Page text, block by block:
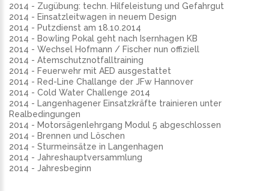
2014 - Zugübung: techn. Hilfeleistung und Gefahrgut
2014 - Einsatzleitwagen in neuem Design
2014 - Putzdienst am 18.10.2014
2014 - Bowling Pokal geht nach Isernhagen KB
2014 - Wechsel Hofmann / Fischer nun offiziell
2014 - Atemschutznotfalltraining
2014 - Feuerwehr mit AED ausgestattet
2014 - Red-Line Challange der JFw Hannover
2014 - Cold Water Challenge 2014
2014 - Langenhagener Einsatzkräfte trainieren unter
Realbedingungen
2014 - Motorsägenlehrgang Modul 5 abgeschlossen
2014 - Brennen und Löschen
2014 - Sturmeinsätze in Langenhagen
2014 - Jahreshauptversammlung
2014 - Jahresbeginn